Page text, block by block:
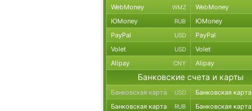
WebMoney WMZ WebMoney
ЮMoney RUB ЮMoney
PayPal USD PayPal
Volet USD Volet
Alipay CNY Alipay
Банковские счета и карты
Банковская карта USD Банковская карта
Банковская карта RUB Банковская карта